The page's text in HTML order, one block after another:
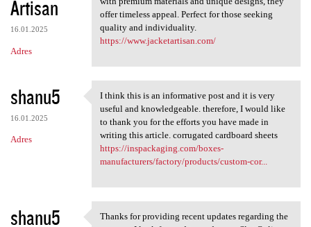
Artisan
16.01.2025
Adres
offer timeless appeal. Perfect for those seeking
quality and individuality.
https://www.jacketartisan.com/
shanu5
16.01.2025
Adres
I think this is an
I think this is an informative post and it is very
useful and knowledgeable. therefore, I would like
to thank you for the efforts you have made in
writing this article. corrugated cardboard sheets
https://inspackaging.com/boxes-
manufacturers/factory/products/custom-cor...
shanu5
Thanks for providing recent updates regarding the